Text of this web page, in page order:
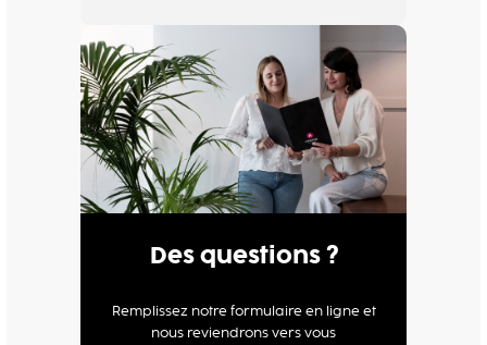
Des questions ?
Remplissez notre formulaire en ligne et
nous reviendrons vers vous